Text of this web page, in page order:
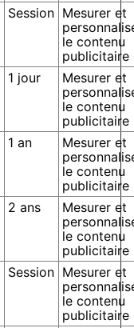
Session Mesurer et
le contenu
publicitaire
1 jour
Mesurer et
le contenu
publicitaire
1 an
Mesurer et
le contenu
publicitaire
2 ans
Mesurer et
le contenu
publicitaire
Session Mesurer et
le contenu
publicitaire